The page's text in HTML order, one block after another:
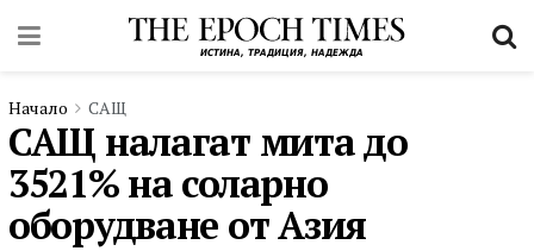
Начало САЩ
САЩ налагат мита до
3521% на соларно
оборудване от Азия